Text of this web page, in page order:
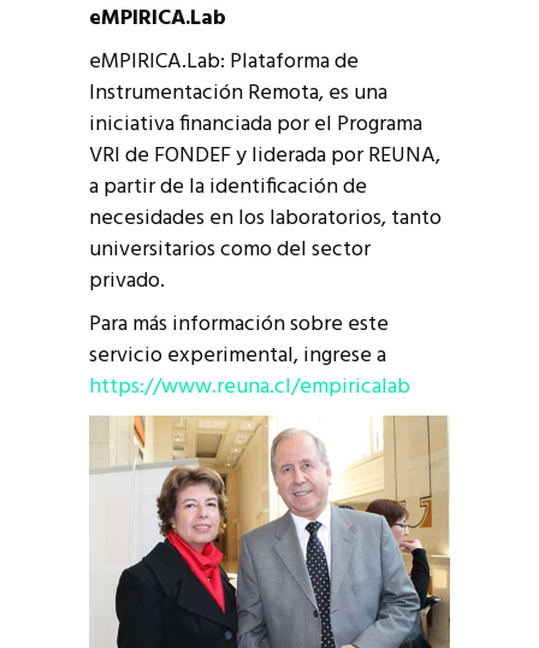
eMPIRICA.Lab
eMPIRICA.Lab: Plataforma de
Instrumentación Remota, es una
iniciativa financiada por el Programa
VRI de FONDEF y liderada por REUNA,
a partir de la identificación de
necesidades en los laboratorios, tanto
universitarios como del sector
privado.
Para más información sobre este
servicio experimental, ingrese a
https://www.reuna.cl/empiricalab